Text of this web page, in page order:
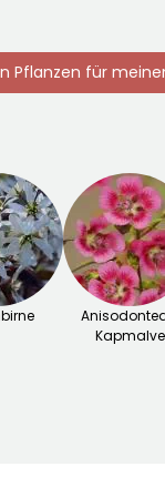
Pflanzen für
Kapmalve